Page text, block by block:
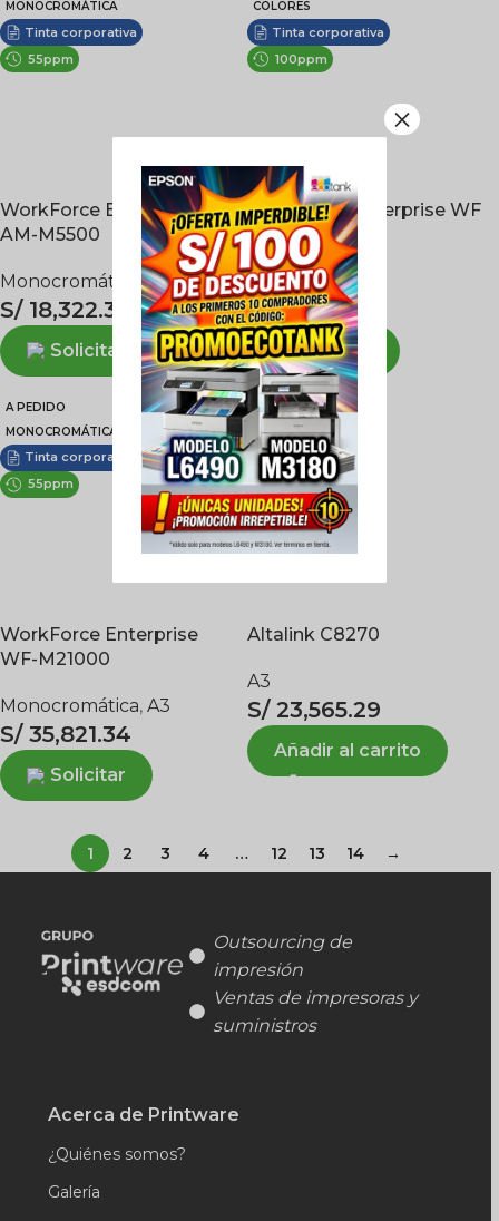
MONOCROMÁTICA
Tinta corporativa
55ppm
WorkForce Enterprise
AM-M5500
Monocromática ,A3
S/18,322.33
Solicitar
COLORES
Tinta corporativa
100ppm
WorkForce Enterprise WF
C21000
A3
S/39,803.21
Solicitar
A PEDIDO
MONOCROMÁTICA
Tinta corporativa
55ppm
WorkForce Enterprise
WF-M21000
Monocromática, A3
S/35,821.34
Solicitar
COLORES
Láser
70ppm
Altalink C8270
A3
S/23,565.29
Añadir al carrito
1 2 3 4 … 12 13 14 →
Outsourcing de
impresión
Ventas de impresoras y
suministros
Acerca de Printware
¿Quiénes somos?
Galería
×